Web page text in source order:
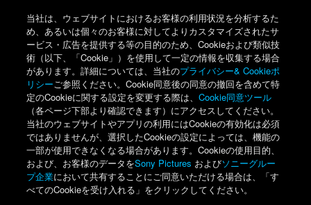
当社は、ウェブサイトにおけるお客様の利用状況を分析するた
め、あるいは個々のお客様に対してよりカスタマイズされたサ
ービス・広告を提供する等の目的のため、Cookieおよび類似技
術（以下、「Cookie」）を使用して一定の情報を収集する場合
があります。詳細については、当社のプライバシー& Cookieポ
リシーご参照ください。Cookie同意後の同意の撤回を含めて特
定のCookieに関する設定を変更する際は、Cookie同意ツール
（各ページ下部より確認できます）にアクセスしてください。
当社のウェブサイトやアプリの利用にはCookieの有効化は必須
ではありませんが、選択したCookieの設定によっては、機能の
一部が使用できなくなる場合があります。Cookieの使用目的、
および、お客様のデータをSony Pictures およびソニーグルー
プ企業において共有することにご同意いただける場合は、「す
べてのCookieを受け入れる」をクリックしてください。